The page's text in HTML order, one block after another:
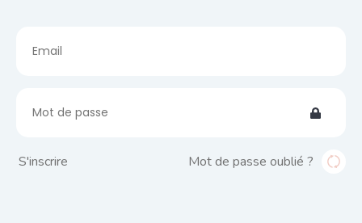
S'inscrire Mot de passe oublié ?